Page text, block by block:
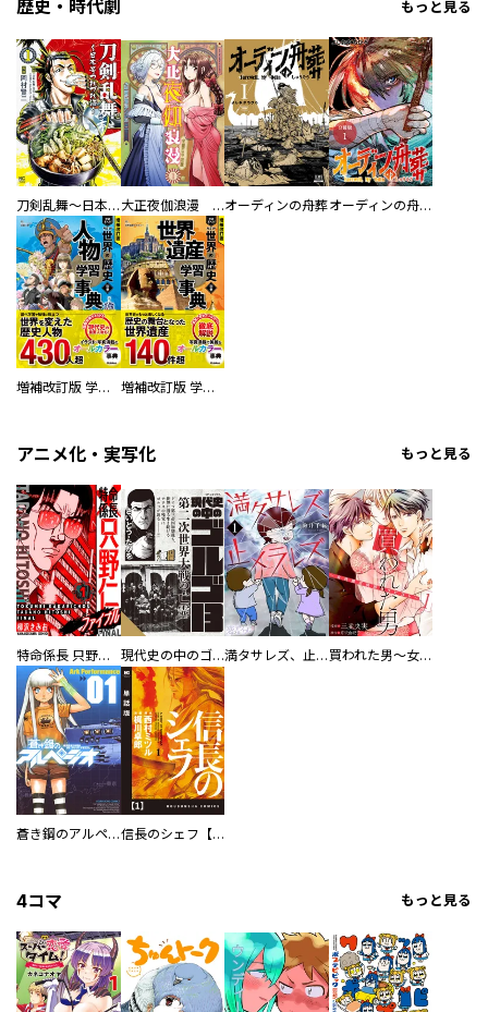
歴史・時代劇 もっと見る
刀剣乱舞～日本号つれづれ酒～ 大正夜伽浪漫 －金曜日の花嫁—オーディンの舟葬 オーディンの舟葬 分冊版
増補改訂版 学研まんが NEW世界の歴史 別巻 人物学習事典 増補改訂版 学研まんが NEW世界の歴史 別巻 世界遺産学習事典
アニメ化・実写化 もっと見る
特命係長 只野仁ファイナル 愛蔵版 現代史の中のゴルゴ13 満タサレズ、止メラレズ 買われた男～女性限定快感セラピスト～【描き下ろしおまけ付き特装版】
蒼き鋼のアルペジオ 信長のシェフ【単話版】
4コマ もっと見る